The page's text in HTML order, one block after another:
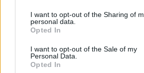
I want to opt-out of the Sharing of
personal data.
Opted In
I want to opt-out of the Sale of my
Personal Data.
Opted In